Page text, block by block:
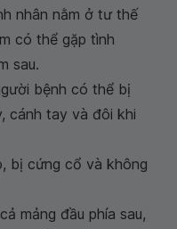
nhân nằm ở tư thế
có thể gặp tình
sau.
bệnh có thể bị
cánh tay và đôi khi
bị cứng cổ và không
mảng đầu phía sau,